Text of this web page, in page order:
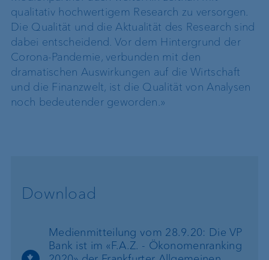
qualitativ hochwertigem Research zu versorgen.
Die Qualität und die Aktualität des Research sind
dabei entscheidend. Vor dem Hintergrund der
Corona-Pandemie, verbunden mit den
dramatischen Auswirkungen auf die Wirtschaft
und die Finanzwelt, ist die Qualität von Analysen
noch bedeutender geworden.»
Download
Medienmitteilung vom 28.9.20: Die VP
Bank ist im «F.A.Z. - Ökonomenranking